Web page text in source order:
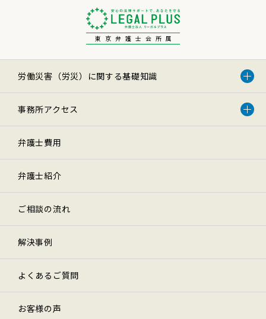
東京弁護士会所属
労働災害（労災）に関する基礎知識
事務所アクセス
弁護士費用
弁護士紹介
ご相談の流れ
解決事例
よくあるご質問
お客様の声